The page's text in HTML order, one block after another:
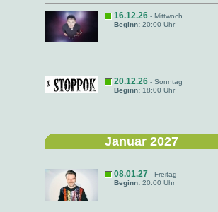
16.12.26 - Mittwoch
Beginn: 20:00 Uhr
20.12.26 - Sonntag
Beginn: 18:00 Uhr
Januar 2027
08.01.27 - Freitag
Beginn: 20:00 Uhr